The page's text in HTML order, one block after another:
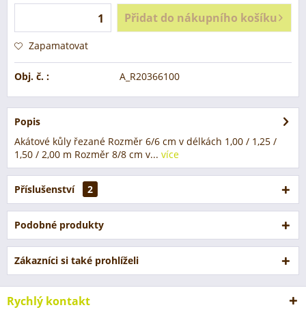
Přidat do nákupního košíku
Zapamatovat
Obj. č. : A_R20366100
Popis
Akátové kůly řezané Rozměr 6/6 cm v délkách 1,00 / 1,25 /
1,50 / 2,00 m Rozměr 8/8 cm v... více
Příslušenství 2
Podobné produkty
Zákazníci si také prohlíželi
Rychlý kontakt